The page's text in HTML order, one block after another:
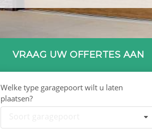
VRAAG UW OFFERTES AAN
Welke type garagepoort wilt u laten
plaatsen?